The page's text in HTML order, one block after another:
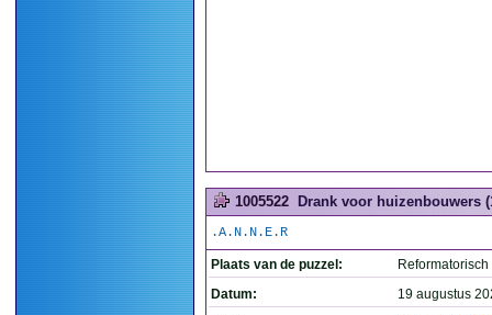
1005522 Drank voor huizenbouwers
.A.N.N.E.R
Plaats van de puzzel:
Datum:
19 augustus